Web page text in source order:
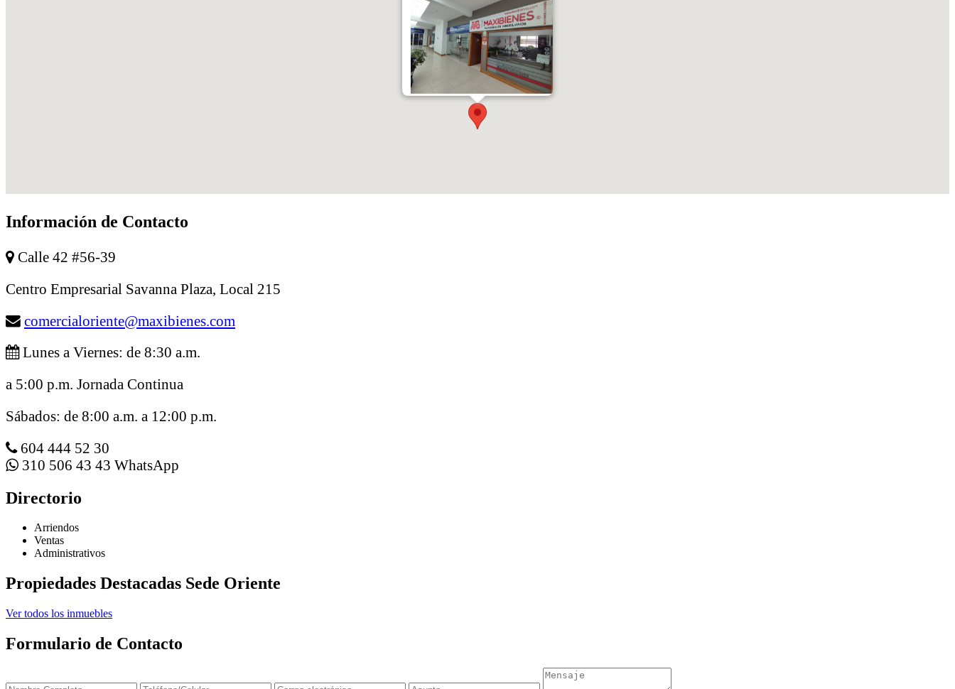
Información de Contacto
Calle 42 #56-39
Centro Empresarial Savanna Plaza, Local 215
comercialoriente@maxibienes.com
Lunes a Viernes: de 8:30 a.m.
a 5:00 p.m. Jornada Continua
Sábados: de 8:00 a.m. a 12:00 p.m.
604 444 52 30
310 506 43 43 WhatsApp
Directorio
Arriendos
Ventas
Administrativos
Propiedades Destacadas Sede Oriente
Ver todos los inmuebles
Formulario de Contacto